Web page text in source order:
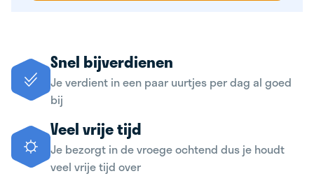
Snel bijverdienen
Je verdient in een paar uurtjes per dag al goed
bij
Veel vrije tijd
Je bezorgt in de vroege ochtend dus je houdt
veel vrije tijd over